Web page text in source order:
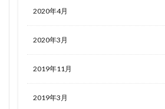
2020年4月
2020年3月
2019年11月
2019年3月